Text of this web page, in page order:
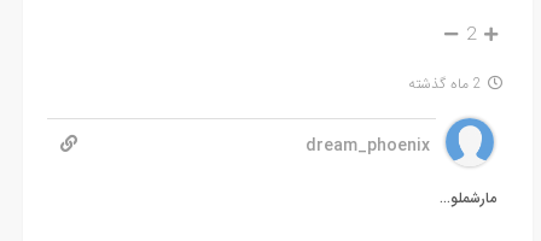
2
2 ماه گذشته
dream_phoenix
مارشملو…